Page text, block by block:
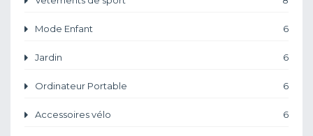
Mode Enfant 6
Jardin 6
Ordinateur Portable 6
Accessoires vélo 6